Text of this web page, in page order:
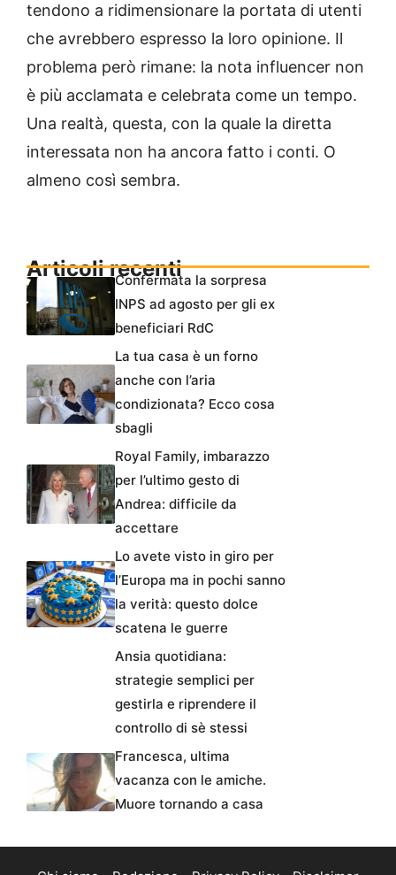
tendono a ridimensionare la portata di utenti
che avrebbero espresso la loro opinione. Il
problema però rimane: la nota influencer non
è più acclamata e celebrata come un tempo.
Una realtà, questa, con la quale la diretta
interessata non ha ancora fatto i conti. O
almeno così sembra.
Articoli recentiConfermata la sorpresa
INPS ad agosto per gli ex
beneficiari RdC
La tua casa è un forno
anche con l’aria
condizionata? Ecco cosa
sbagli
Royal Family, imbarazzo
per l’ultimo gesto di
Andrea: difficile da
accettare
Lo avete visto in giro per
l’Europa ma in pochi sanno
la verità: questo dolce
scatena le guerre
Ansia quotidiana:
strategie semplici per
gestirla e riprendere il
controllo di sè stessi
Francesca, ultima
vacanza con le amiche.
Muore tornando a casa